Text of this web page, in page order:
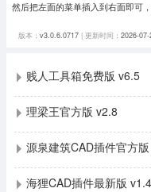
然后把左面的菜单插入到右面即可
版本： v3.0.6.0717| 更新时间： 2026-07-
贱人工具箱免费版 v6.5
理梁王官方版 v2.8
源泉建筑CAD插件官方
海狸CAD插件最新版